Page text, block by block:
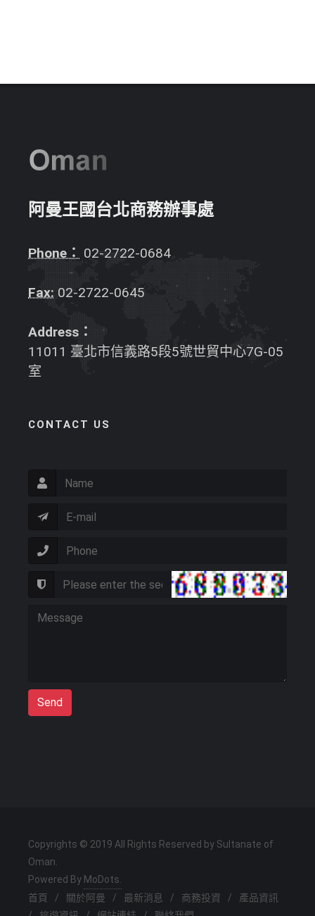
阿曼王國台北商務辦事處
Phone： 02-2722-0684
Fax: 02-2722-0645
Address：
11011 臺北市信義路5段5號世貿中心7G-05
室
CONTACT US
Send
Copyrights © 2019 All Rights Reserved by Sultanate of
Oman.
Powered By MoDots.
首頁
/ 關於阿曼 / 最新消息 / 商務投資 /
產品資訊